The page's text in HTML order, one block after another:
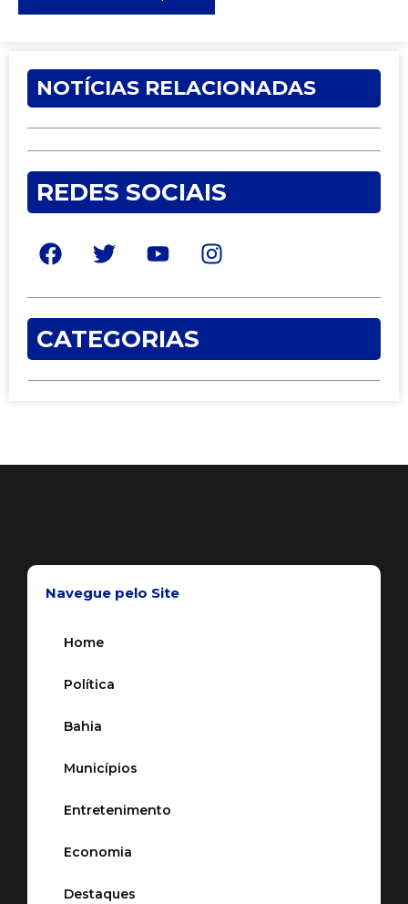
NOTÍCIAS RELACIONADAS
REDES SOCIAIS
CATEGORIAS
Navegue pelo Site
Home
Política
Bahia
Municípios
Entretenimento
Economia
Destaques